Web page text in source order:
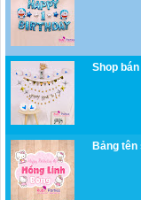
Shop
Bảng tên